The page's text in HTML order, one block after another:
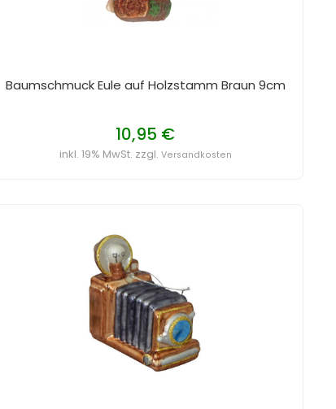
Baumschmuck Eule auf Holzstamm Braun 9cm
10,95 €
inkl. 19% MwSt. zzgl. Versandkosten